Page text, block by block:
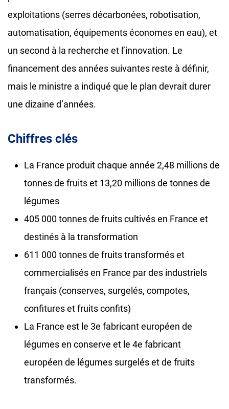
exploitations (serres décarbonées, robotisation,
automatisation, équipements économes en eau), et
un second à la recherche et l’innovation. Le
financement des années suivantes reste à définir,
mais le ministre a indiqué que le plan devrait durer
une dizaine d’années.
Chiffres clés
La France produit chaque année 2,48 millions de
tonnes de fruits et 13,20 millions de tonnes de
légumes
405 000 tonnes de fruits cultivés en France et
destinés à la transformation
611 000 tonnes de fruits transformés et
commercialisés en France par des industriels
français (conserves, surgelés, compotes,
confitures et fruits confits)
La France est le 3e fabricant européen de
légumes en conserve et le 4e fabricant
européen de légumes surgelés et de fruits
transformés.